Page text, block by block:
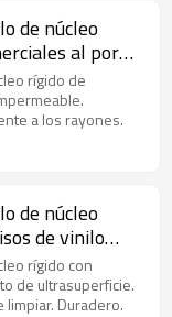
de núcleo
al por
UCT
rígido de
a los rayones.
de núcleo
de vinilo
Ash
rígido con
de ultrasuperficie.
limpiar. Duradero.